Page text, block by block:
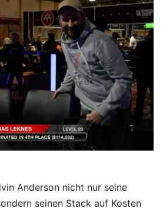
Anderson nicht nur seine
seinen Stack auf Kosten